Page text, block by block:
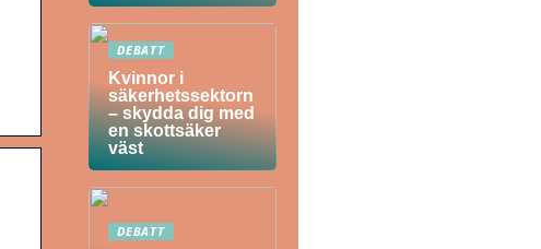
DEBATT
Kvinnor i
säkerhetssektorn
– skydda dig med
en skottsäker
väst
DEBATT